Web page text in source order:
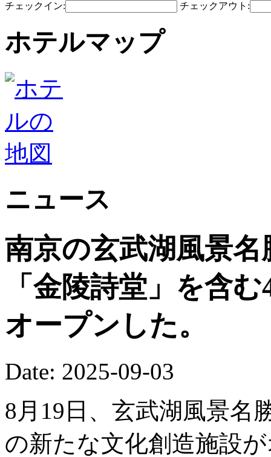
チェックイン: チェックアウト:
ホテルマップ
ニュース
南京の玄武湖風景
「金陵詩堂」を含
オープンした。
Date: 2025-09-03
8月19日、玄武湖風景名
の新たな文化創造施設